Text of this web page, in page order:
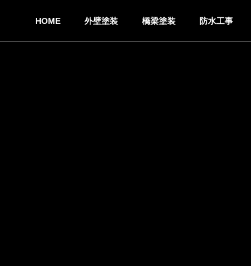
HOME 外壁塗装 橋梁塗装 防水工事